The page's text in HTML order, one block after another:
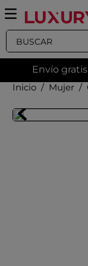
Buscar
Envío
Mujer